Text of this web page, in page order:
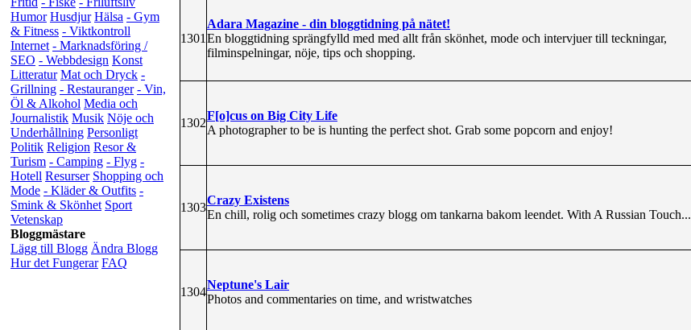
Humor Husdjur Hälsa - Gym
& Fitness - Viktkontroll
Internet - Marknadsföring /
SEO - Webbdesign Konst
Litteratur Mat och Dryck -
Grillning - Restauranger - Vin,
Öl & Alkohol Media och
Journalistik Musik Nöje och
Underhållning Personligt
Politik Religion Resor &
Turism - Camping - Flyg -
Hotell Resurser Shopping och
Mode - Kläder & Outfits -
Smink & Skönhet Sport
Vetenskap
Bloggmästare
Lägg till Blogg Ändra Blogg
Hur det Fungerar FAQ
1301
Adara Magazine - din bloggtidning på nätet!
En bloggtidning sprängfylld med med allt från skönhet, mode och intervjuer till teckningar,
filminspelningar, nöje, tips och shopping.
1302
F[o]cus on Big City Life
A photographer to be is hunting the perfect shot. Grab some popcorn and enjoy!
1303
Crazy Existens
En chill, rolig och sometimes crazy blogg om tankarna bakom leendet. With A Russian Touch...
1304
Neptune's Lair
Photos and commentaries on time, and wristwatches